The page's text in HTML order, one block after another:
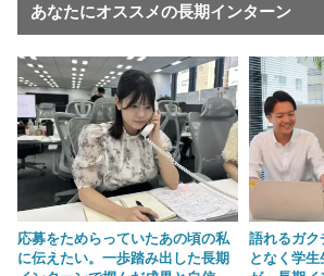
あなたにオススメの長期インターン
応募をためらっていたあの頃の私
に伝えたい。一歩踏み出した長期
語れるガク
となく学